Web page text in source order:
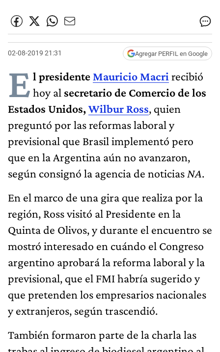
02-08-2019 21:31 Agregar PERFIL en Google
E l presidente Mauricio Macri recibió
hoy al secretario de Comercio de los
Estados Unidos,Wilbur Ross, quien
preguntó por las reformas laboral y
previsional que Brasil implementó pero
que en la Argentina aún no avanzaron,
según consignó la agencia de noticias NA.
En el marco de una gira que realiza por la
región, Ross visitó al Presidente en la
Quinta de Olivos, y durante el encuentro se
mostró interesado en cuándo el Congreso
argentino aprobará la reforma laboral y la
previsional, que el FMI habría sugerido y
que pretenden los empresarios nacionales
y extranjeros, según trascendió.
También formaron parte de la charla las